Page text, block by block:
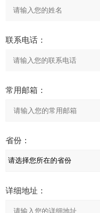
联系电话：
常用邮箱：
省份：
详细地址：